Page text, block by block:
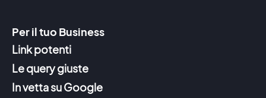
Per il tuo Business
Link potenti
Le query giuste
In vetta su Google